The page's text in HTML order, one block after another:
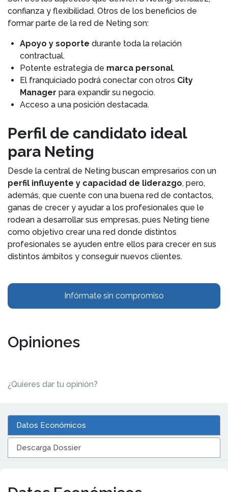
confianza y flexibilidad. Otros de los beneficios de
formar parte de la red de Neting son:
Apoyo y soporte durante toda la relación
contractual.
Potente estrategia de marca personal.
El franquiciado podrá conectar con otros City
Manager para expandir su negocio.
Acceso a una posición destacada.
Perfil de candidato ideal
para Neting
Desde la central de Neting buscan empresarios con un
perfil influyente y capacidad de liderazgo, pero,
además, que cuente con una buena red de contactos,
ganas de crecer y ayudar a los profesionales que le
rodean a desarrollar sus empresas, pues Neting tiene
como objetivo crear una red donde distintos
profesionales se ayuden entre ellos para crecer en sus
distintos ámbitos y conseguir nuevos clientes.
Infórmate sin compromiso
Opiniones
¿Quieres dar tu opinión?
Datos Económicos
Descarga Dossier